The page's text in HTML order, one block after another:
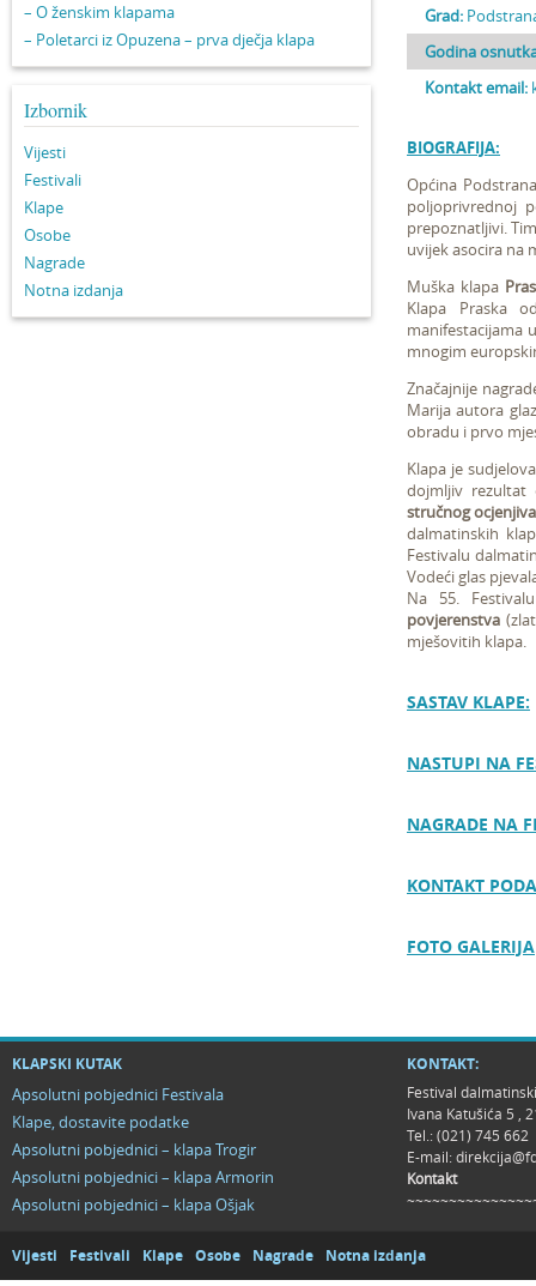
– O ženskim klapama
– Poletarci iz Opuzena – prva dječja klapa
Izbornik
Vijesti
Festivali
Klape
Osobe
Nagrade
Notna izdanja
Grad:
Godina
Kontakt email:
BIOGRAFIJA:
Općina
poljoprivrednoj
prepoznatljivi.
uvijek asocira na
Muška klapa
Klapa Praska
manifestacijama
mnogim
Značajnije
Marija autora
obradu i prvo
Klapa je
dojmljiv rezultat
stručnog
dalmatinskih
Festivalu
Vodeći glas
Na 55.
povjerenstva
mješovitih klapa.
SASTAV KLAPE:
NASTUPI NA
NAGRADE NA
KONTAKT
FOTO GALERIJA
KLAPSKI KUTAK
Apsolutni pobjednici Festivala
Klape, dostavite podatke
Apsolutni pobjednici – klapa Trogir
Apsolutni pobjednici – klapa Armorin
Apsolutni pobjednici – klapa Ošjak
KONTAKT:
Festival
Ivana Katušića 5 ,
Tel.: (021) 745 662
E-mail:
Kontakt
Vijesti Festivali Klape Osobe Nagrade Notna izdanja